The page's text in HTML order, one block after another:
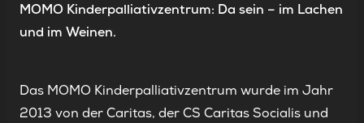
MOMO Kinderpalliativzentrum: Da sein – im Lachen
und im Weinen.
Das MOMO Kinderpalliativzentrum wurde im Jahr
2013 von der Caritas, der CS Caritas Socialis und